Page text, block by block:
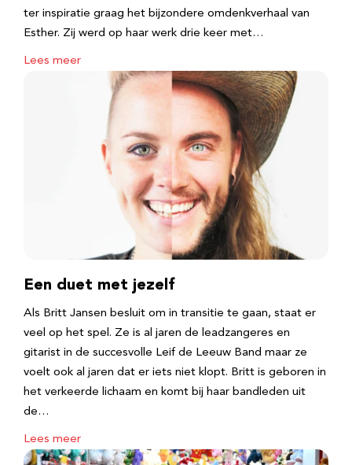
ter inspiratie graag het bijzondere omdenkverhaal van
Esther. Zij werd op haar werk drie keer met…
Lees meer
Een duet met jezelf
Als Britt Jansen besluit om in transitie te gaan, staat er
veel op het spel. Ze is al jaren de leadzangeres en
gitarist in de succesvolle Leif de Leeuw Band maar ze
voelt ook al jaren dat er iets niet klopt. Britt is geboren in
het verkeerde lichaam en komt bij haar bandleden uit
de…
Lees meer